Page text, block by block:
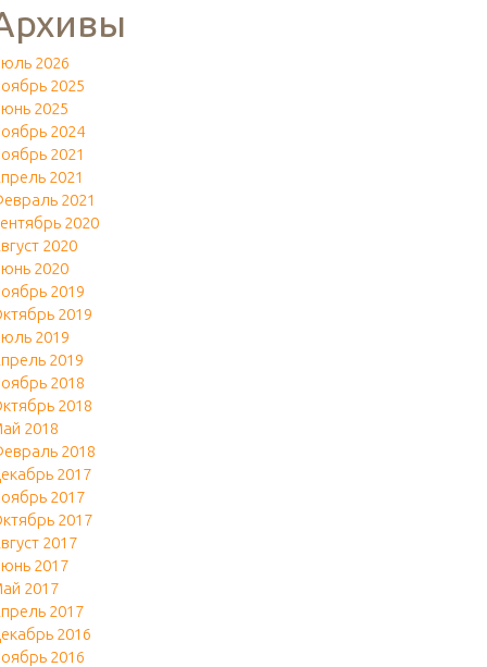
2026
2025
2025
2024
2021
2021
2021
2020
2020
2020
2019
2019
2019
2019
2018
2018
2018
2018
2017
2017
2017
2017
2017
2017
2017
2016
2016